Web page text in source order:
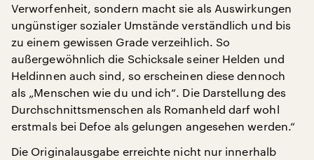
Verworfenheit, sondern macht sie als Auswirkungen
ungünstiger sozialer Umstände verständlich und bis
zu einem gewissen Grade verzeihlich. So
außergewöhnlich die Schicksale seiner Helden und
Heldinnen auch sind, so erscheinen diese dennoch
als „Menschen wie du und ich“. Die Darstellung des
Durchschnittsmenschen als Romanheld darf wohl
erstmals bei Defoe als gelungen angesehen werden.“
Die Originalausgabe erreichte nicht nur innerhalb